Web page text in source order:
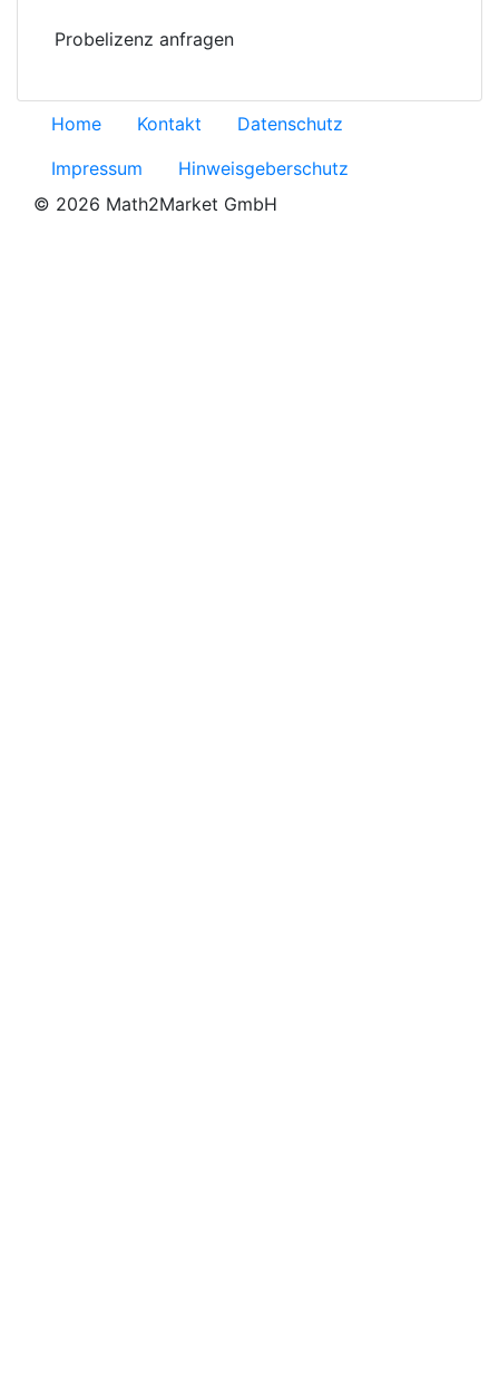
Probelizenz anfragen
Home Kontakt
Datenschutz
Impressum
Hinweisgeberschutz
© 2026 Math2Market GmbH